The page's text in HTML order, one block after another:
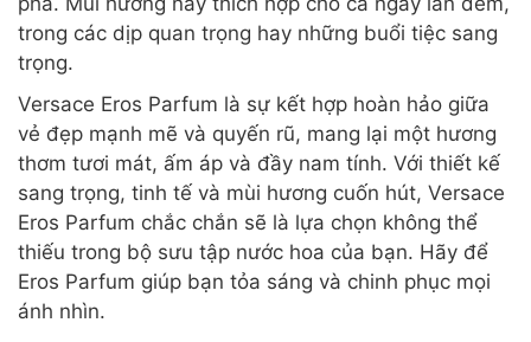
trong các dịp quan trọng hay những buổi tiệc sang
trọng.
Versace Eros Parfum là sự kết hợp hoàn hảo giữa
vẻ đẹp mạnh mẽ và quyến rũ, mang lại một hương
thơm tươi mát, ấm áp và đầy nam tính. Với thiết kế
sang trọng, tinh tế và mùi hương cuốn hút, Versace
Eros Parfum chắc chắn sẽ là lựa chọn không thể
thiếu trong bộ sưu tập nước hoa của bạn. Hãy để
Eros Parfum giúp bạn tỏa sáng và chinh phục mọi
ánh nhìn.